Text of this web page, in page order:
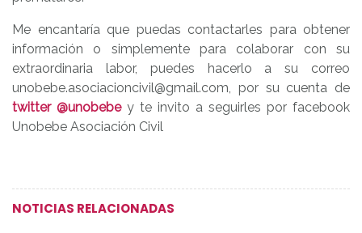
Me encantaría que puedas contactarles para obtener
información o simplemente para colaborar con su
extraordinaria labor, puedes hacerlo a su correo
unobebe.asociacioncivil@gmail.com, por su cuenta de
twitter @unobebey te invito a seguirles por facebook
Unobebe Asociación Civil
NOTICIAS RELACIONADAS